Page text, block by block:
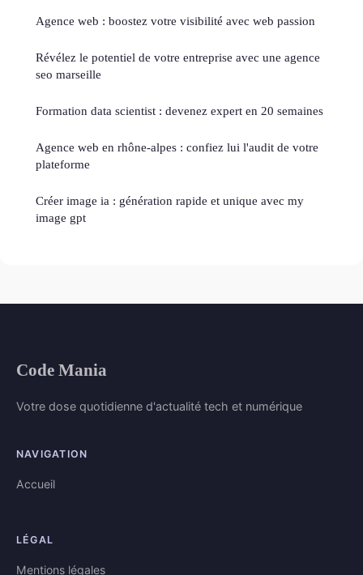
Agence web : boostez votre visibilité avec web passion
Révélez le potentiel de votre entreprise avec une agence
seo marseille
Formation data scientist : devenez expert en 20 semaines
Agence web en rhône-alpes : confiez lui l'audit de votre
plateforme
Créer image ia : génération rapide et unique avec my
image gpt
Code Mania
Votre dose quotidienne d'actualité tech et numérique
NAVIGATION
Accueil
LÉGAL
Mentions légales